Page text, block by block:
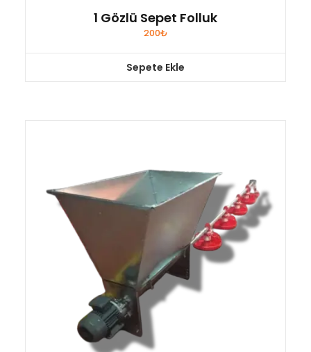
1 Gözlü Sepet Folluk
200₺
Sepete Ekle